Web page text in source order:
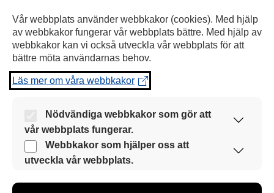
Öppna material
Aktivitetsscheman
Vår webbplats använder webbkakor (cookies). Med hjälp
av webbkakor fungerar vår webbplats bättre. Med hjälp av
webbkakor kan vi också utveckla vår webbplats för att
bättre möta användarnas behov.
Läs mer om våra webbkakor
Nödvändiga webbkakor som gör att
vår webbplats fungerar.
Dessa webbkakor är alltid aktiverade så att vår
webbplats kan användas smidigt och säkert.
Webbkakor som hjälper oss att
utveckla vår webbplats.